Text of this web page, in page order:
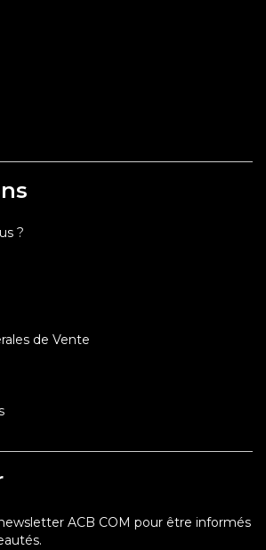
?
de Vente
ACB COM pour être informés